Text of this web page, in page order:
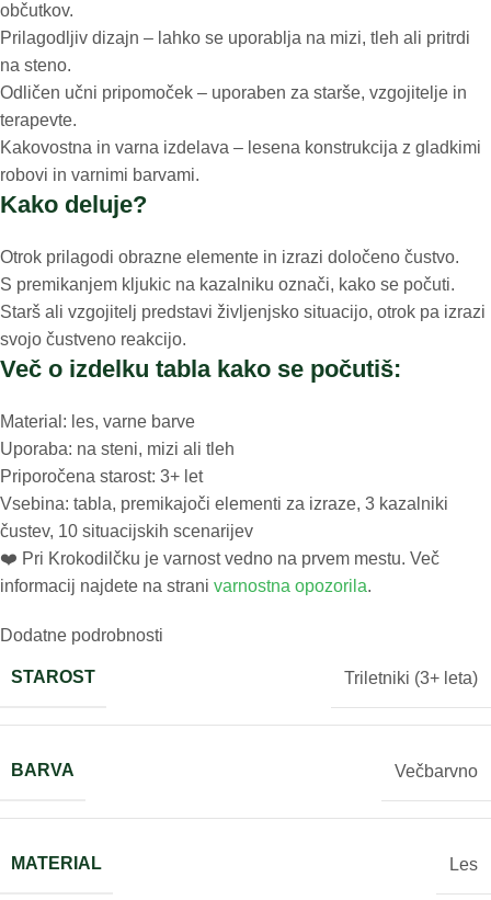
občutkov.
Prilagodljiv dizajn – lahko se uporablja na mizi, tleh ali pritrdi
na steno.
Odličen učni pripomoček – uporaben za starše, vzgojitelje in
terapevte.
Kakovostna in varna izdelava – lesena konstrukcija z gladkimi
robovi in varnimi barvami.
Kako deluje?
Otrok prilagodi obrazne elemente in izrazi določeno čustvo.
S premikanjem kljukic na kazalniku označi, kako se počuti.
Starš ali vzgojitelj predstavi življenjsko situacijo, otrok pa izrazi
svojo čustveno reakcijo.
Več o izdelku tabla kako se počutiš:
Material: les, varne barve
Uporaba: na steni, mizi ali tleh
Priporočena starost: 3+ let
Vsebina: tabla, premikajoči elementi za izraze, 3 kazalniki
čustev, 10 situacijskih scenarijev
❤️ ️Pri Krokodilčku je varnost vedno na prvem mestu. Več
informacij najdete na strani varnostna opozorila.
Dodatne podrobnosti
STAROST Triletniki (3+ leta)
BARVA Večbarvno
MATERIAL Les